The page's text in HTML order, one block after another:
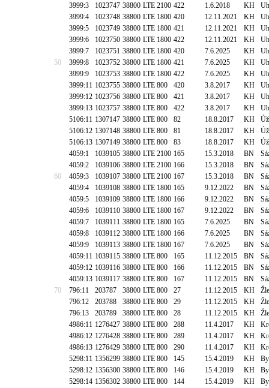
3999:3
1023747 38800 LTE 2100 422 1.6.2018 KH
3999:4
1023748 38800 LTE 1800 420 12.11.2021 KH
3999:5
1023749 38800 LTE 1800 421 12.11.2021 KH
3999:6
1023750 38800 LTE 1800 422 12.11.2021 KH
3999:7
1023751 38800 LTE 1800 420 7.6.2025 KH
50
3999:8 1023752 38800 LTE 1800 421 7.6.2025 KH
3999:9
1023753 38800 LTE 1800 422 7.6.2025 KH
3999:11 1023755 38800 LTE 800 420 3.8.2017 KH
3999:12 1023756 38800 LTE 800 421 3.8.2017 KH
3999:13 1023757 38800 LTE 800 422 3.8.2017 KH
5106:11 1307147 38800 LTE 800 82 18.8.2017 KH
5106:12 1307148 38800 LTE 800 81 18.8.2017 KH
5106:13 1307149 38800 LTE 800 83 18.8.2017 KH
4059:1
1039105 38800 LTE 2100 165 15.3.2018 BN
4059:2
1039106 38800 LTE 2100 166 15.3.2018 BN
60
4059:3 1039107 38800 LTE 2100 167 15.3.2018 BN
4059:4
1039108 38800 LTE 1800 165 9.12.2022 BN
4059:5
1039109 38800 LTE 1800 166 9.12.2022 BN
4059:6
1039110 38800 LTE 1800 167 9.12.2022 BN
4059:7
1039111 38800 LTE 1800 165 7.6.2025 BN
4059:8
1039112 38800 LTE 1800 166 7.6.2025 BN
4059:9
1039113 38800 LTE 1800 167 7.6.2025 BN
4059:11 1039115 38800 LTE 800 165 11.12.2015 BN
4059:12 1039116 38800 LTE 800 166 11.12.2015 BN
4059:13 1039117 38800 LTE 800 167 11.12.2015 BN
70
796:11 203787 38800 LTE 800 27 11.12.2015 KH
796:12
203788 38800 LTE 800 29 11.12.2015 KH
796:13
203789 38800 LTE 800 28 11.12.2015 KH
4986:11 1276427 38800 LTE 800 288 11.4.2017 KH
4986:12 1276428 38800 LTE 800 289 11.4.2017 KH
4986:13 1276429 38800 LTE 800 290 11.4.2017 KH
5298:11 1356299 38800 LTE 800 145 15.4.2019 KH
5298:12 1356300 38800 LTE 800 146 15.4.2019 KH
5298:14 1356302 38800 LTE 800 144 15.4.2019 KH